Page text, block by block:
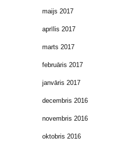
maijs 2017
aprīlis 2017
marts 2017
februāris 2017
janvāris 2017
decembris 2016
novembris 2016
oktobris 2016